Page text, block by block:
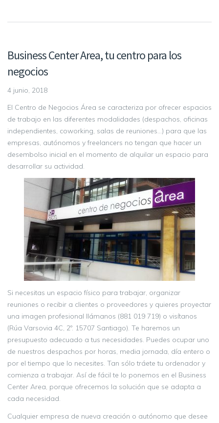
Business Center Area, tu centro para los
negocios
4 junio, 2018
El Centro de Negocios Área se caracteriza por ofrecer espacios
de trabajo en las diferentes modalidades (despachos, oficinas
independientes, coworking, salas de reuniones…) para que las
empresas, autónomos y freelancers no tengan que hacer un
desembolso inicial en el momento de alquilar un espacio para
desarrollar su actividad.
Si necesitas un espacio físico para trabajar, organizar
reuniones o recibir a clientes o proveedores y quieres proyectar
una imagen profesional llámanos (881 019 719) o visítanos
(Rúa Varsovia 4C, 2º. 15707 Santiago). Te haremos un
presupuesto adecuado a tus necesidades. Puedes ocupar uno
de nuestros despachos por horas, media jornada, día entero o
por el tiempo que lo necesites. Tan sólo tráete tu ordenador y
comienza a trabajar. Así de fácil te lo ponemos en el Business
Center Area, porque ofrecemos la solución que se adapta a
cada necesidad.
Cualquier empresa de nueva creación o autónomo que desee